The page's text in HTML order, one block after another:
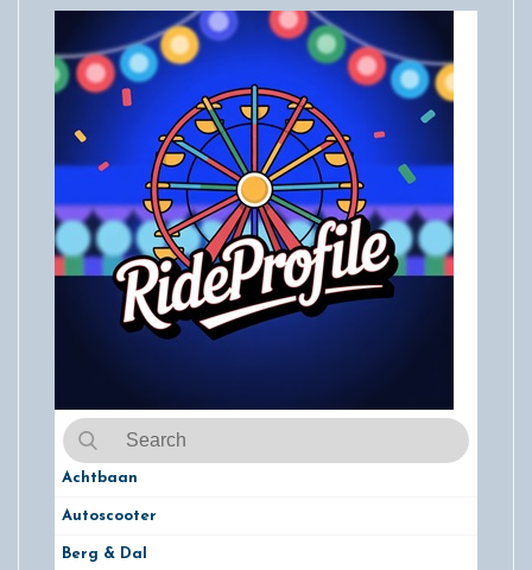
Achtbaan
Autoscooter
Berg & Dal